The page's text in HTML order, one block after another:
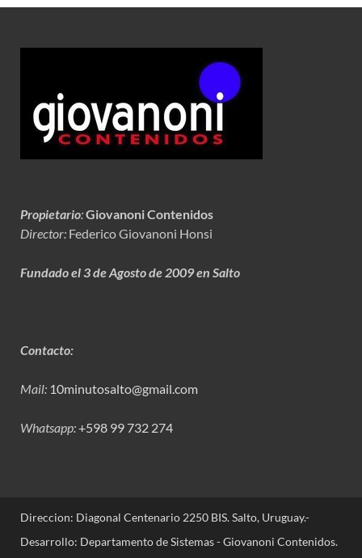
Propietario:Giovanoni Contenidos
Director: Federico Giovanoni Honsi
Fundado el 3 de Agosto de 2009 en Salto
Contacto:
Mail: 10minutosalto@gmail.com
Whatsapp:+598 99 732 274
Direccion: Diagonal Centenario 2250 BIS. Salto, Uruguay.-
Desarrollo: Departamento de Sistemas - Giovanoni Contenidos.